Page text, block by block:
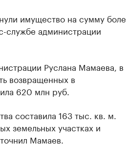
имущество на сумму боле
администрации
Руслана Мамаева, в
возвращенных в
620 млн руб.
составила 163 тыс. кв. м.
земельных участках и
Мамаев.